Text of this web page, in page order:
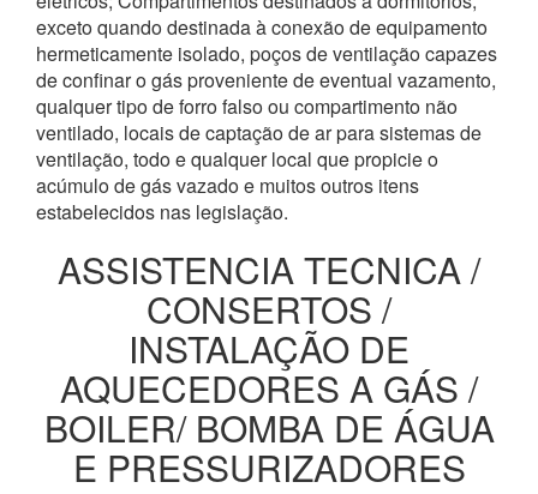
exceto quando destinada à conexão de equipamento
hermeticamente isolado, poços de ventilação capazes
de confinar o gás proveniente de eventual vazamento,
qualquer tipo de forro falso ou compartimento não
ventilado, locais de captação de ar para sistemas de
ventilação, todo e qualquer local que propicie o
acúmulo de gás vazado e muitos outros itens
estabelecidos nas legislação.
ASSISTENCIA TECNICA /
CONSERTOS /
INSTALAÇÃO DE
AQUECEDORES A GÁS /
BOILER/ BOMBA DE ÁGUA
E PRESSURIZADORES